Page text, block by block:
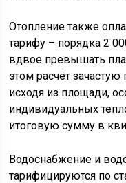
Отопление также
тарифу – порядка 2
вдвое превышать
этом расчёт зачастую
исходя из площади,
индивидуальных
итоговую сумму в
Водоснабжение и
тарифицируются по